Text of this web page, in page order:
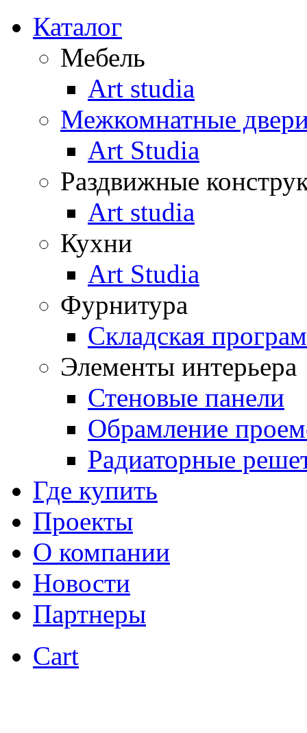
Каталог
Мебель
Art studia
Межкомнатные
Art Studia
Раздвижные
Art studia
Кухни
Art Studia
Фурнитура
Складская
Элементы интерьера
Стеновые панели
Обрамление
Радиаторные
Где купить
Проекты
О компании
Новости
Партнеры
Cart